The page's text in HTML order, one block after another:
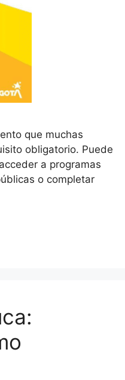
que muchas
obligatorio. Puede
a programas
o completar